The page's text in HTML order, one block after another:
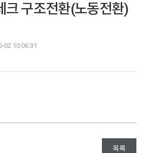
구조전환(노동전환)
02 10:06:31
목록